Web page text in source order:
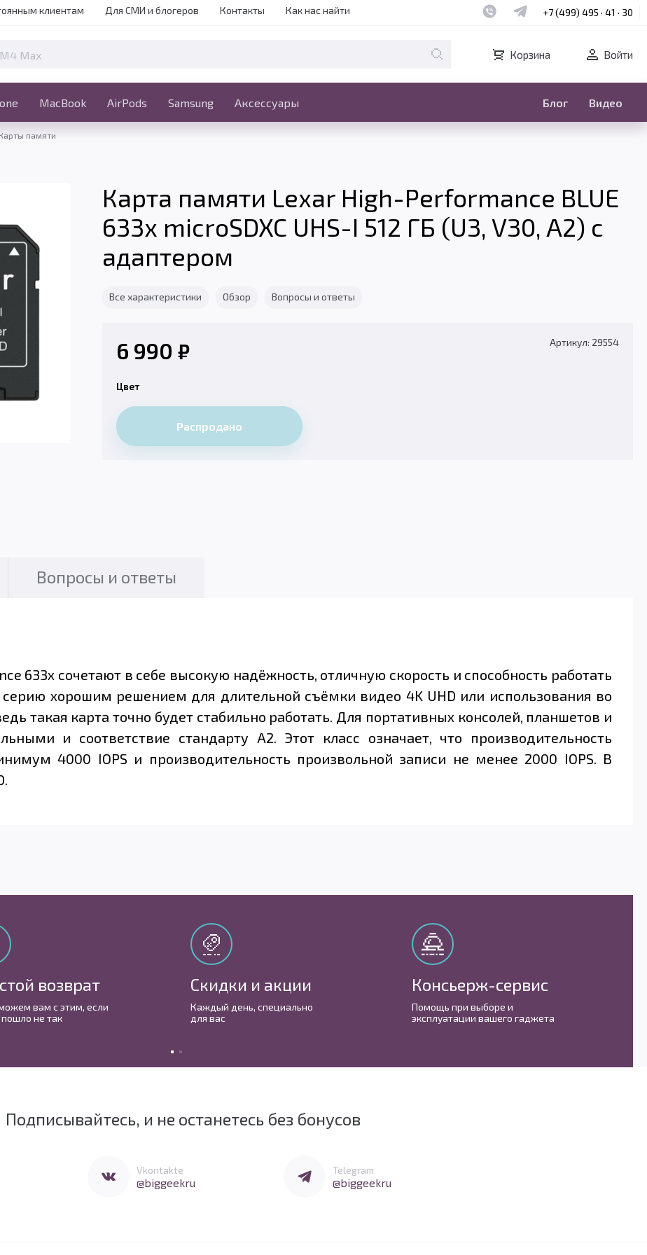
клиентам Для СМИ и блогеров Контакты Как нас найти Наш whatsapp
Наш telegram
+7 (499) 495 · 41 · 30
Корзина Войти
MacBook AirPods Samsung Аксессуары Блог Видео
iPhone MacBook Ещё
Карты памяти
Карта памяти Lexar High-Performance BLUE
633x microSDXC UHS-I 512 ГБ (U3, V30, A2) с
адаптером
Все характеристики Обзор Вопросы и ответы
6 990 ₽ Артикул: 29554
Цвет
Распродано
Вопросы и ответы
633x сочетают в себе высокую надёжность, отличную скорость и способность работать
серию хорошим решением для длительной съёмки видео 4K UHD или использования во
такая карта точно будет стабильно работать. Для портативных консолей, планшетов и
и соответствие стандарту A2. Этот класс означает, что производительность
4000 IOPS и производительность произвольной записи не менее 2000 IOPS. В
возврат
вам с этим, если
не так
Скидки и акции
Каждый день, cпециально
для вас
Консьерж-сервис
Помощь при выборе и
эксплуатации вашего гаджета
Подписывайтесь, и не останетесь без бонусов
Vkontakte
@biggeekru
Telegram
@biggeekru